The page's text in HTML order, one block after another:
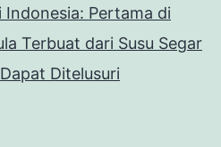
Indonesia: Pertama di
Terbuat dari Susu Segar
Ditelusuri